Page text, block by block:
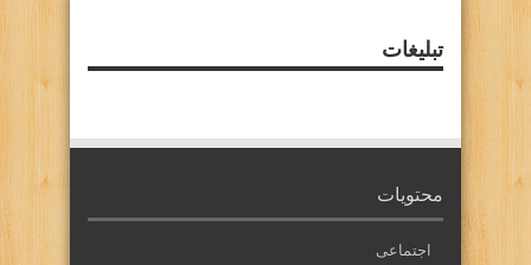
تبلیغات
محتویات
اجتماعی